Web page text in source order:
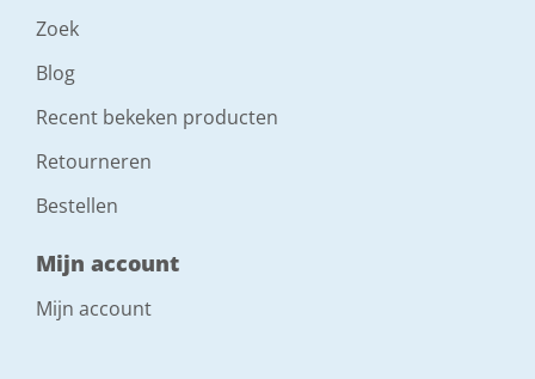
Zoek
Blog
Recent bekeken producten
Retourneren
Bestellen
Mijn account
Mijn account